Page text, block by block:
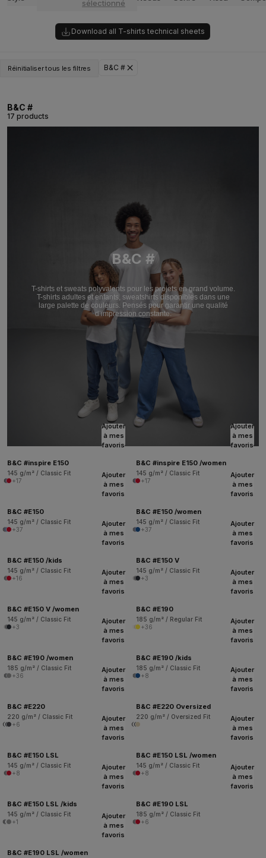
sélectionné
Download all T-shirts technical sheets
Réinitialiser tous les filtres B&C #
B&C #
17 products
B&C #
T-shirts et sweats polyvalents pour les projets en grand volume.
T-shirts adultes et enfants, sweatshirts disponibles dans une
large palette de couleurs. Pensés pour garantir une qualité
d’impression constante.
Ajouter
à mes
favoris
B&C #inspire E150
145 g/m² / Classic Fit
+17
Ajouter
à mes
favoris
B&C #inspire E150 /women
145 g/m² / Classic Fit
+17
Ajouter
à mes
favoris
B&C #E150
145 g/m² / Classic Fit
+37
Ajouter
à mes
favoris
B&C #E150 /women
145 g/m² / Classic Fit
+37
Ajouter
à mes
favoris
B&C #E150 /kids
145 g/m² / Classic Fit
+16
Ajouter
à mes
favoris
B&C #E150 V
145 g/m² / Classic Fit
+3
Ajouter
à mes
favoris
B&C #E150 V /women
145 g/m² / Classic Fit
+3
Ajouter
à mes
favoris
B&C #E190
185 g/m² / Regular Fit
+36
Ajouter
à mes
favoris
B&C #E190 /women
185 g/m² / Classic Fit
+36
Ajouter
à mes
favoris
B&C #E190 /kids
185 g/m² / Classic Fit
+8
Ajouter
à mes
favoris
B&C #E220
220 g/m² / Classic Fit
+6
Ajouter
à mes
favoris
B&C #E220 Oversized
220 g/m² / Oversized Fit
Ajouter
à mes
favoris
B&C #E150 LSL
145 g/m² / Classic Fit
+8
Ajouter
à mes
favoris
B&C #E150 LSL /women
145 g/m² / Classic Fit
+8
Ajouter
à mes
favoris
B&C #E150 LSL /kids
145 g/m² / Classic Fit
+1
Ajouter
à mes
favoris
B&C #E190 LSL
185 g/m² / Classic Fit
+6
Ajouter
à mes
favoris
B&C #E190 LSL /women